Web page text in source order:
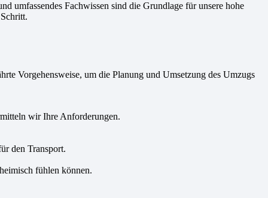
umfassendes Fachwissen sind die Grundlage für unsere hohe
Vorgehensweise, um die Planung und Umsetzung des Umzugs
wir Ihre Anforderungen.
den Transport.
fühlen können.